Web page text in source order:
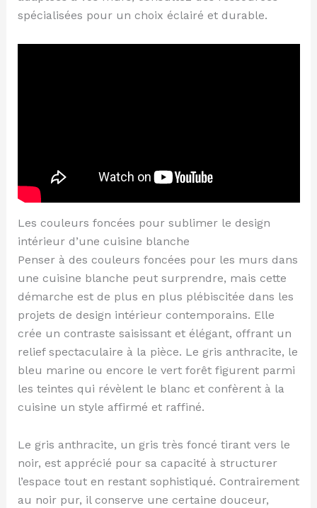
spécialisées pour un choix éclairé et durable.
Les couleurs foncées pour sublimer le design
intérieur d’une cuisine blanche
Penser à des couleurs foncées pour les murs dans
une cuisine blanche peut surprendre, mais cette
démarche est de plus en plus plébiscitée dans les
projets de design intérieur contemporains. Elle
crée un contraste saisissant et élégant, offrant un
relief spectaculaire à la pièce. Le gris anthracite, le
bleu marine ou encore le vert forêt figurent parmi
les teintes qui révèlent le blanc et confèrent à la
cuisine un style affirmé et raffiné.
Le gris anthracite, un gris très foncé tirant vers le
noir, est apprécié pour sa capacité à structurer
l’espace tout en restant sophistiqué. Contrairement
au noir pur, il conserve une certaine douceur,